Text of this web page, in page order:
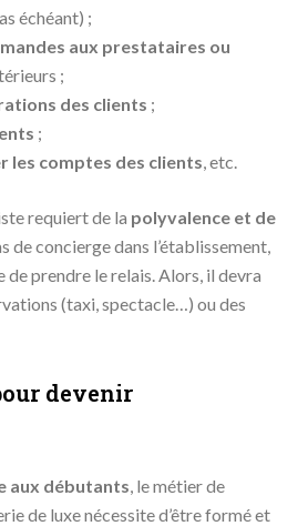
échéant) ;
aux prestataires ou
;
des clients ;
;
les comptes des clients , etc.
requiert de la polyvalence et de
de concierge dans l’établissement,
de prendre le relais. Alors, il devra
(taxi, spectacle…) ou des
devenir
aux débutants , le métier de
de luxe nécessite d’être formé et